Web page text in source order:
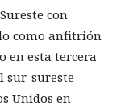
con
como anfitrión
en esta tercera
sur-sureste
Unidos en